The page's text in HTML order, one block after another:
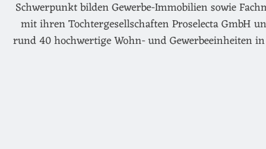
Schwerpunkt bilden Gewerbe-Immobilien sowie
mit ihren Tochtergesellschaften Proselecta GmbH
rund 40 hochwertige Wohn- und Gewerbeeinheiten